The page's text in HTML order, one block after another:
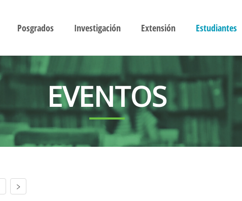
Posgrados Investigación Extensión Estudiantes
EVENTOS